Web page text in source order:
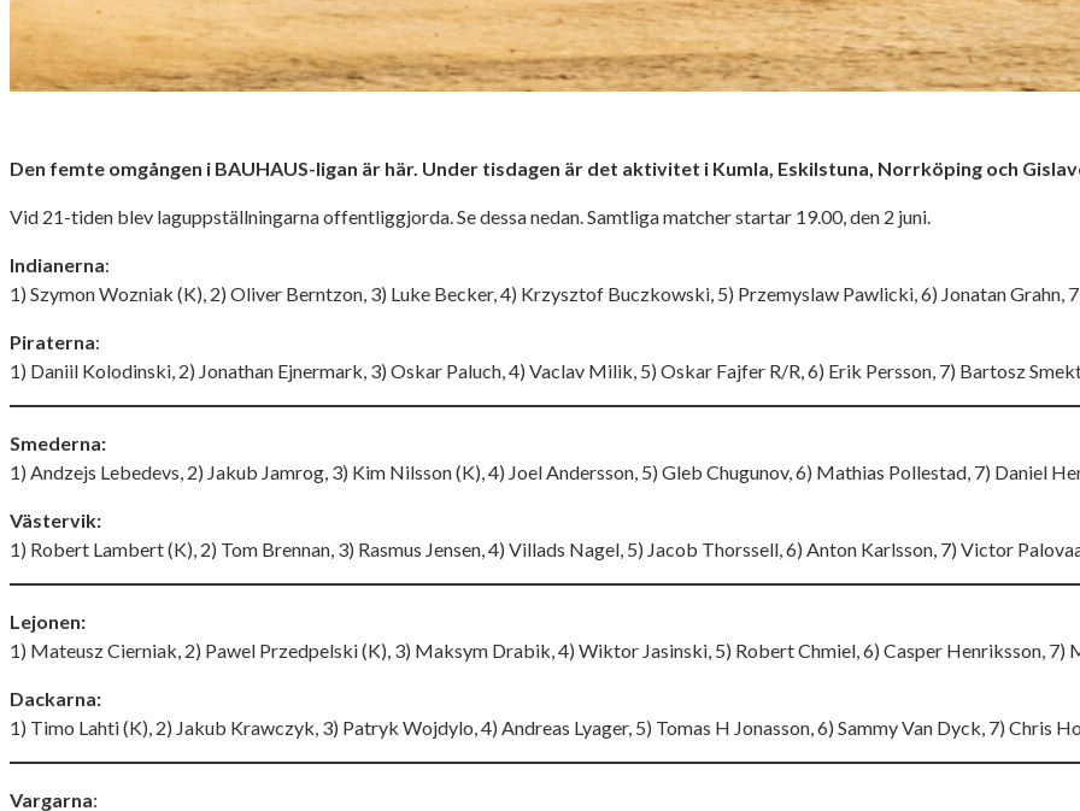
Den femte omgången i BAUHAUS-ligan är här. Under tisdagen är det aktivitet i Kumla, Eskilstuna, Norrköping och
Vid 21-tiden blev laguppställningarna offentliggjorda. Se dessa nedan. Samtliga matcher startar 19.00, den 2 juni.
Indianerna:
1) Szymon Wozniak (K), 2) Oliver Berntzon, 3) Luke Becker, 4) Krzysztof Buczkowski, 5) Przemyslaw Pawlicki, 6) Jonatan Grahn,
Piraterna:
1) Daniil Kolodinski, 2) Jonathan Ejnermark, 3) Oskar Paluch, 4) Vaclav Milik, 5) Oskar Fajfer R/R, 6) Erik Persson, 7) Bartosz
Smederna:
1) Andzejs Lebedevs, 2) Jakub Jamrog, 3) Kim Nilsson (K), 4) Joel Andersson, 5) Gleb Chugunov, 6) Mathias Pollestad, 7) Daniel
Västervik:
1) Robert Lambert (K), 2) Tom Brennan, 3) Rasmus Jensen, 4) Villads Nagel, 5) Jacob Thorssell, 6) Anton Karlsson, 7) Victor
Lejonen:
1) Mateusz Cierniak, 2) Pawel Przedpelski (K), 3) Maksym Drabik, 4) Wiktor Jasinski, 5) Robert Chmiel, 6) Casper Henriksson, 7)
Dackarna:
1) Timo Lahti (K), 2) Jakub Krawczyk, 3) Patryk Wojdylo, 4) Andreas Lyager, 5) Tomas H Jonasson, 6) Sammy Van Dyck, 7) Chris
Vargarna: